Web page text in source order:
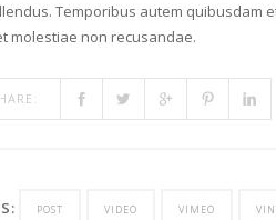
Temporibus autem quibusdam
molestiae non recusandae.
POST VIDEO VIMEO